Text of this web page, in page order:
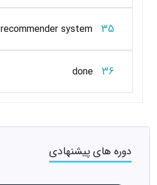
35
recommender system
36
done
دوره های پیشنهادی